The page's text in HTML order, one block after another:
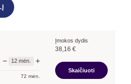
− 12 mėn. +
72 mėn.
Įmokos dydis
38,16 €
Skaičiuoti